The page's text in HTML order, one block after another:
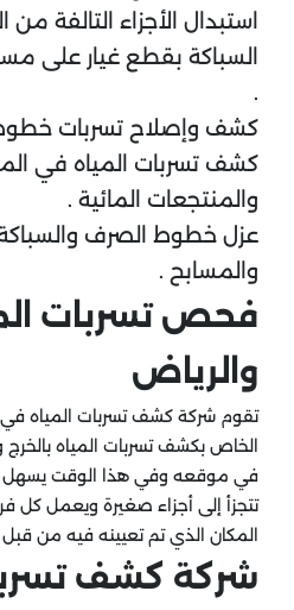
استبدال الأجزاء التالفة
السباكة بقطع غيار على
.
كشف وإصلاح تسربات
كشف تسربات المياه في
والمنتجعات المائية .
عزل خطوط الصرف والسباكة
والمسابح .
فحص تسربات
والرياض
تقوم شركة كشف تسربات المياه
الخاص بكشف تسربات المياه
في موقعه وفي هذا الوقت يسهل
تتجزأ إلى أجزاء صغيرة ويعمل
المكان الذي تم تعيينه فيه من قبل
شركة كشف